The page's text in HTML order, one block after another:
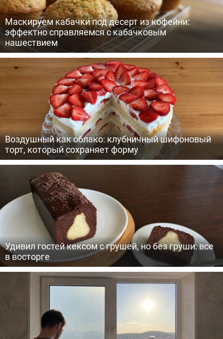
Маскируем кабачки под десерт из кофейни:
эффектно справляемся с кабачковым
нашествием
Воздушный как облако: клубничный шифоновый
торт, который сохраняет форму
Удивил гостей кексом с грушей, но без груши: все
в восторге